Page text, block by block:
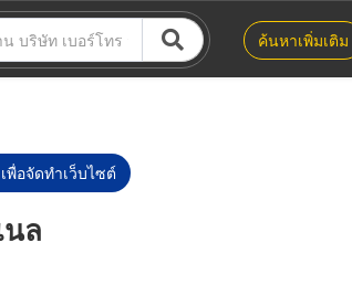
ค้นหาเพิ่มเติม
อจัดทำเว็บไซต์
ล